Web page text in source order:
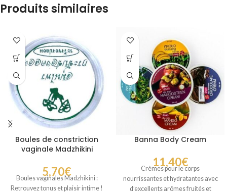
Produits similaires
Boules de constriction
vaginale Madzhikini
5,70€
Boules vaginales Madzhikini :
Retrouvez tonus et plaisir intime !
Banna Body Cream
11,40€
Crèmes pour le corps
nourrissantes et hydratantes avec
d’excellents arômes fruités et